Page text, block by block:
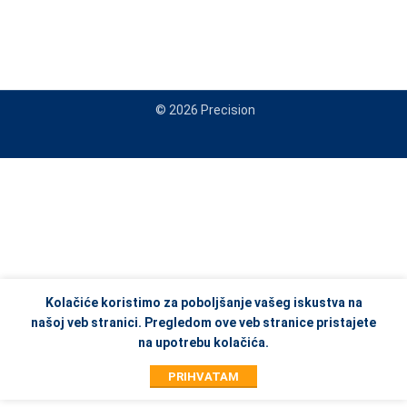
© 2026 Precision
Kolačiće koristimo za poboljšanje vašeg iskustva na
našoj veb stranici. Pregledom ove veb stranice pristajete
na upotrebu kolačića.
PRIHVATAM